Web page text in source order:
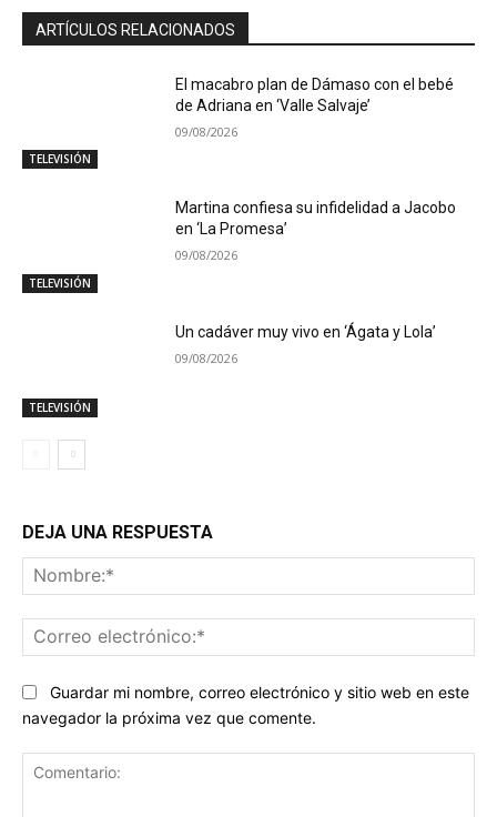
ARTÍCULOS RELACIONADOS
TELEVISIÓN
El macabro plan de Dámaso con el bebé
de Adriana en ‘Valle Salvaje’
09/08/2026
TELEVISIÓN
Martina confiesa su infidelidad a Jacobo
en ‘La Promesa’
09/08/2026
TELEVISIÓN
Un cadáver muy vivo en ‘Ágata y Lola’
09/08/2026
DEJA UNA RESPUESTA
Guardar mi nombre, correo electrónico y sitio web en este
navegador la próxima vez que comente.